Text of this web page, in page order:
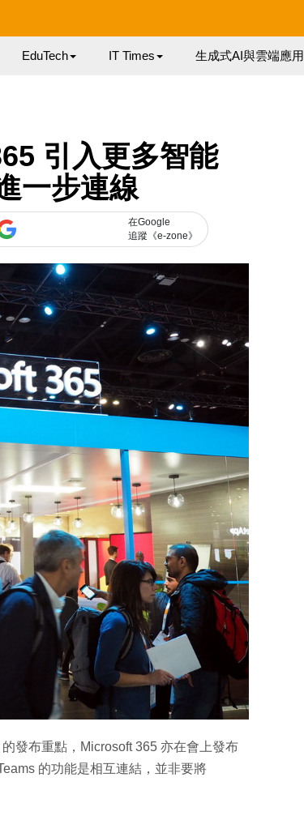
EduTech IT Times 生成式AI與雲端應用
引入更多智能
一步連線
在Google
追蹤《e-zone》
發布重點，Microsoft 365 亦在會上發布
的功能是相互連結，並非要將